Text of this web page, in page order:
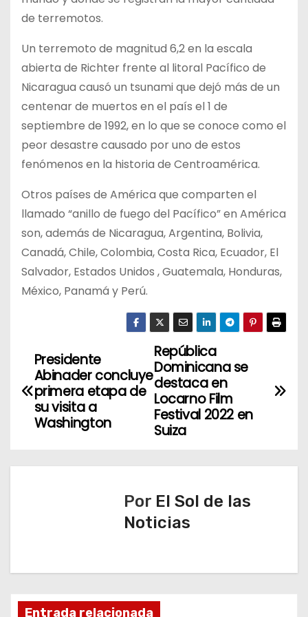
de terremotos.
Un terremoto de magnitud 6,2 en la escala
abierta de Richter frente al litoral Pacífico de
Nicaragua causó un tsunami que dejó más de un
centenar de muertos en el país el 1 de
septiembre de 1992, en lo que se conoce como el
peor desastre causado por uno de estos
fenómenos en la historia de Centroamérica.
Otros países de América que comparten el
llamado “anillo de fuego del Pacífico” en América
son, además de Nicaragua, Argentina, Bolivia,
Canadá, Chile, Colombia, Costa Rica, Ecuador, El
Salvador, Estados Unidos , Guatemala, Honduras,
México, Panamá y Perú.
N
a
g
República
Dominicana se
destaca en
Locarno Film
Festival 2022 en
Suiza
Presidente
Abinader concluye
primera etapa de
su visita a
Washington
Por El Sol de las
Noticias
Entrada relacionada